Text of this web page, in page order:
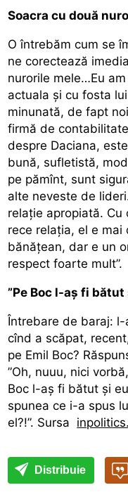
Soacra cu două
O întrebăm cum se
ne corectează
nurorile mele…Eu
actuala și cu fosta
minunată, de fapt
firmă de
despre Daciana,
bună, sufletistă,
pe pămînt, sunt
alte neveste de
relație apropiată. Cu
rece relația, el e
bănățean, dar e un
respect foarte mult”.
”Pe Boc l-aș fi bătut
Întrebare de baraj:
cînd a scăpat,
pe Emil Boc?
”Oh, nuuu, nici
Boc l-aș fi bătut și
spunea ce i-a spus
el?!”. Sursa
Distribuie